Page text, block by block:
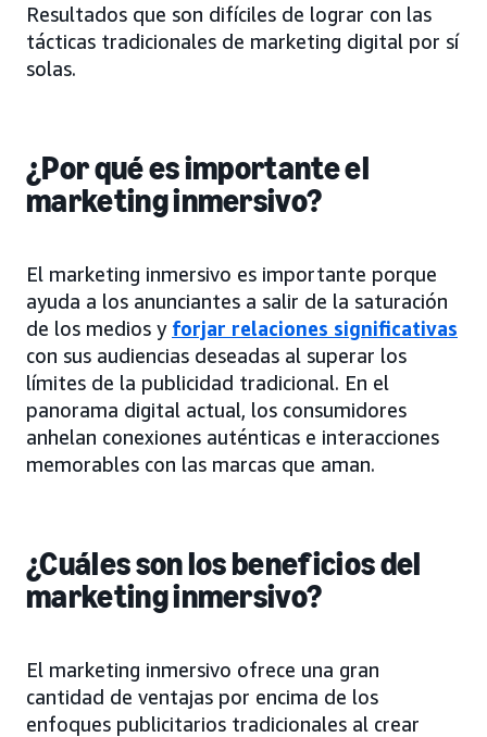
Resultados que son difíciles de lograr con las
tácticas tradicionales de marketing digital por sí
solas.
¿Por qué es importante el
marketing inmersivo?
El marketing inmersivo es importante porque
ayuda a los anunciantes a salir de la saturación
de los medios y forjar relaciones significativas
con sus audiencias deseadas al superar los
límites de la publicidad tradicional. En el
panorama digital actual, los consumidores
anhelan conexiones auténticas e interacciones
memorables con las marcas que aman.
¿Cuáles son los beneficios del
marketing inmersivo?
El marketing inmersivo ofrece una gran
cantidad de ventajas por encima de los
enfoques publicitarios tradicionales al crear